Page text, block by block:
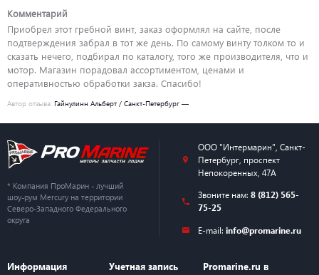
Комментарий
Приобрел этот гребной винт, заказ оформлял на сайте, после
подтверждения забрал в тот же день. По самому винту толком то и
сказать нечего, подбирал по каталогу, того же производителя, что и
мотор. Магазин порадовал ассортиментом, ценами и
оперативностью обработки закза. Спасибо!
Автор отзыва: Гайнулинн Альберт / Санкт-Петербург —
* Компания ПроМарин - лучший
шоу-рум Mercury на территории
Северо-Западного Федерального
округа
ООО "Интермарин" Санкт-
Петербург, проспект
Непокоренных, 47А
Звоните нам: 8 (812) 565-
75-25
E-mail: info@promarine.ru
Информация Учетная запись
Promarine.ru в